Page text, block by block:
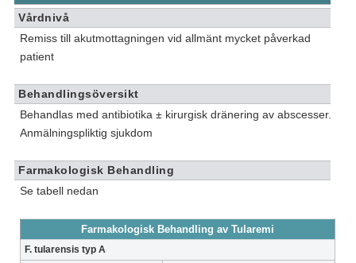
Vårdnivå
Remiss till akutmottagningen vid allmänt mycket påverkad
patient
Behandlingsöversikt
Behandlas med antibiotika ± kirurgisk dränering av abscesser.
Anmälningspliktig sjukdom
Farmakologisk Behandling
Se tabell nedan
Farmakologisk Behandling av Tularemi
F. tularensis typ A